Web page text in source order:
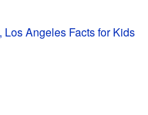
Los Angeles Facts for Kids